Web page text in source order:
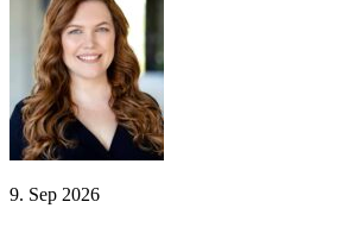
9. Sep 2026